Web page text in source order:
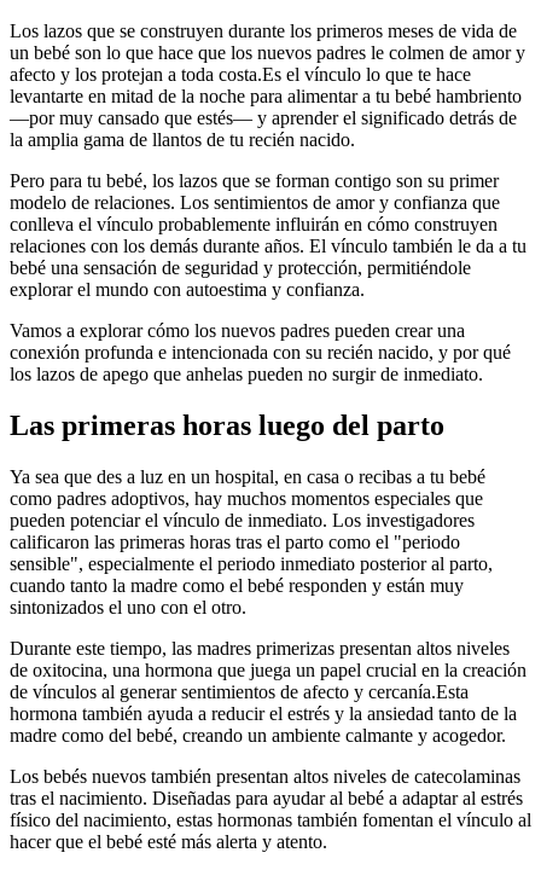
Los lazos que se construyen durante los primeros meses de vida de
un bebé son lo que hace que los nuevos padres le colmen de amor y
afecto y los protejan a toda costa.Es el vínculo lo que te hace
levantarte en mitad de la noche para alimentar a tu bebé hambriento
—por muy cansado que estés— y aprender el significado detrás de
la amplia gama de llantos de tu recién nacido.
Pero para tu bebé, los lazos que se forman contigo son su primer
modelo de relaciones. Los sentimientos de amor y confianza que
conlleva el vínculo probablemente influirán en cómo construyen
relaciones con los demás durante años. El vínculo también le da a tu
bebé una sensación de seguridad y protección, permitiéndole
explorar el mundo con autoestima y confianza.
Vamos a explorar cómo los nuevos padres pueden crear una
conexión profunda e intencionada con su recién nacido, y por qué
los lazos de apego que anhelas pueden no surgir de inmediato.
Las primeras horas luego del parto
Ya sea que des a luz en un hospital, en casa o recibas a tu bebé
como padres adoptivos, hay muchos momentos especiales que
pueden potenciar el vínculo de inmediato. Los investigadores
calificaron las primeras horas tras el parto como el "periodo
sensible", especialmente el periodo inmediato posterior al parto,
cuando tanto la madre como el bebé responden y están muy
sintonizados el uno con el otro.
Durante este tiempo, las madres primerizas presentan altos niveles
de oxitocina, una hormona que juega un papel crucial en la creación
de vínculos al generar sentimientos de afecto y cercanía.Esta
hormona también ayuda a reducir el estrés y la ansiedad tanto de la
madre como del bebé, creando un ambiente calmante y acogedor.
Los bebés nuevos también presentan altos niveles de catecolaminas
tras el nacimiento. Diseñadas para ayudar al bebé a adaptar al estrés
físico del nacimiento, estas hormonas también fomentan el vínculo al
hacer que el bebé esté más alerta y atento.